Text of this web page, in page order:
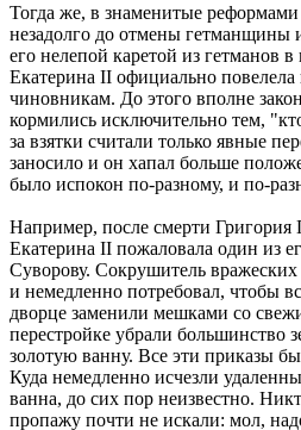
Тогда же, в знаменитые
незадолго до отмены гетманщины
его нелепой каретой из гетманов
Екатерина II официально повелела
чиновникам. До этого вполне
кормились исключительно тем,
за взятки считали только явные
заносило и он хапал больше
было испокон по-разному, и по-
Например, после смерти
Екатерина II пожаловала один из
Суворову. Сокрушитель
и немедленно потребовал, чтобы
дворце заменили мешками со
перестройке убрали большинство
золотую ванну. Все эти приказы
Куда немедленно исчезли
ванна, до сих пор неизвестно.
пропажу почти не искали: мол,